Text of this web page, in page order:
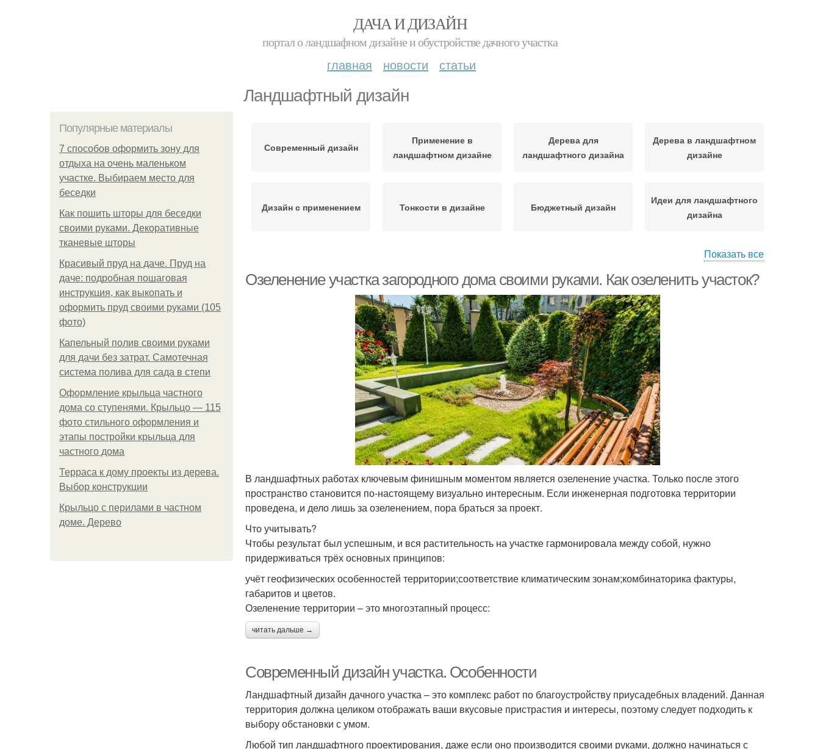
ДАЧА И ДИЗАЙН
портал о ландшафном дизайне и обустройстве дачного участка
главная новости статьи
Ландшафтный дизайн
Популярные материалы
7 способов оформить зону для
отдыха на очень маленьком
участке. Выбираем место для
беседки
Как пошить шторы для беседки
своими руками. Декоративные
тканевые шторы
Красивый пруд на даче. Пруд на
даче: подробная пошаговая
инструкция, как выкопать и
оформить пруд своими руками (105
фото)
Капельный полив своими руками
для дачи без затрат. Самотечная
система полива для сада в степи
Оформление крыльца частного
дома со ступенями. Крыльцо — 115
фото стильного оформления и
этапы постройки крыльца для
частного дома
Терраса к дому проекты из дерева.
Выбор конструкции
Крыльцо с перилами в частном
доме. Дерево
Современный дизайн
Применение в
ландшафтном дизайне
Дерева для
ландшафтного дизайна
Дерева в ландшафтном
дизайне
Дизайн с применением Тонкости в дизайне Бюджетный дизайн
Идеи для ландшафтного
дизайна
ландшафтного дизайна
ландшафтного дизайна
Камни в ландшафтном
дизайне
Камень в ландшафтном
Ракушняк в
ландшафтном дизайне
Ракушечник в дизайне
Ландшафтный анализ
Показать все
Озеленение участка загородного дома своими руками. Как озеленить участок?
В ландшафтных работах ключевым финишным моментом является озеленение участка. Только после этого
пространство становится по-настоящему визуально интересным. Если инженерная подготовка территории
проведена, и дело лишь за озеленением, пора браться за проект.
Что учитывать?
Чтобы результат был успешным, и вся растительность на участке гармонировала между собой, нужно
придерживаться трёх основных принципов:
учёт геофизических особенностей территории;соответствие климатическим зонам;комбинаторика фактуры,
габаритов и цветов.
Озеленение территории – это многоэтапный процесс:
читать дальше →
Современный дизайн участка. Особенности
Ландшафтный дизайн дачного участка – это комплекс работ по благоустройству приусадебных владений. Данная
территория должна целиком отображать ваши вкусовые пристрастия и интересы, поэтому следует подходить к
выбору обстановки с умом.
Любой тип ландшафтного проектирования, даже если оно производится своими руками, должно начинаться с